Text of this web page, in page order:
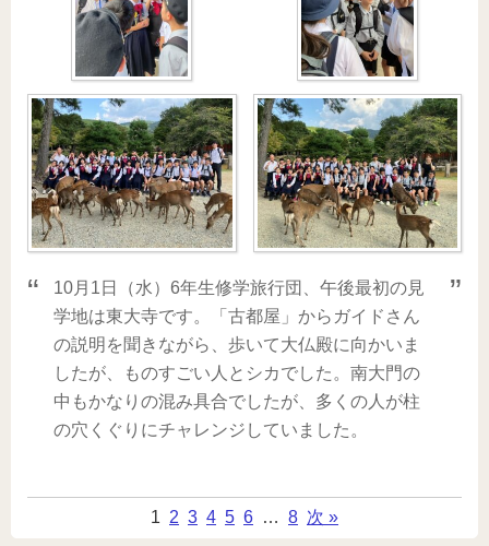
10月1日（水）6年生修学旅行団、午後最初の見
学地は東大寺です。「古都屋」からガイドさん
の説明を聞きながら、歩いて大仏殿に向かいま
したが、ものすごい人とシカでした。南大門の
中もかなりの混み具合でしたが、多くの人が柱
の穴くぐりにチャレンジしていました。
1 2 3 4 5 6 … 8 次 »